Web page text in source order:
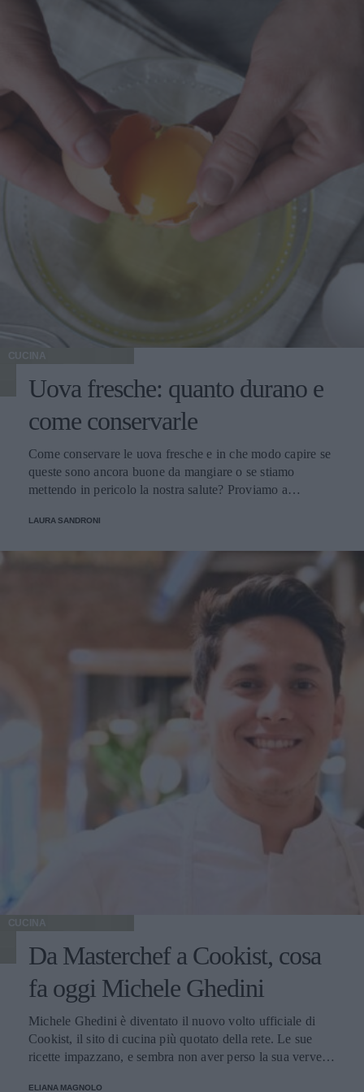
CUCINA
Uova fresche: quanto durano e
come conservarle
Come conservare le uova fresche e in che modo capire se
queste sono ancora buone da mangiare o se stiamo
mettendo in pericolo la nostra salute? Proviamo a
LAURA SANDRONI
CUCINA
Da Masterchef a Cookist, cosa
fa oggi Michele Ghedini
Michele Ghedini è diventato il nuovo volto ufficiale di
Cookist, il sito di cucina più quotato della rete. Le sue
ricette impazzano, e sembra non aver perso la sua verve
ELIANA MAGNOLO